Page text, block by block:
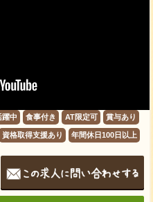
躍中 食事付き AT限定可 賞与あり
資格取得支援あり 年間休日100日以上